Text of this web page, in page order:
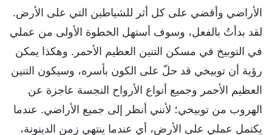
الأراضي وأقضي على كل أثر للشياطين التي على الأرض.
لقد بدأتُ بالفعل، وسوف أستهل الخطوة الأولى من عملي
في التوبيخ في مسكن التنين العظيم الأحمر. وهكذا يمكن
رؤية أن توبيخي قد حلّ على الكون بأسره، وسيكون التنين
العظيم الأحمر وجميع أنواع الأرواح النجسة عاجزة عن
الهروب من توبيخي؛ لأنني أنظر إلى جميع الأراضي. عندما
يكتمل عملي على الأرض، أي عندما ينتهي زمن الدينونة،